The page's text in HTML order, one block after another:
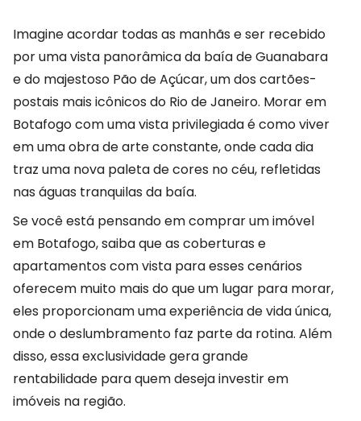
Imagine acordar todas as manhãs e ser recebido
por uma vista panorâmica da baía de Guanabara
e do majestoso Pão de Açúcar, um dos cartões-
postais mais icônicos do Rio de Janeiro. Morar em
Botafogo com uma vista privilegiada é como viver
em uma obra de arte constante, onde cada dia
traz uma nova paleta de cores no céu, refletidas
nas águas tranquilas da baía.
Se você está pensando em comprar um imóvel
em Botafogo, saiba que as coberturas e
apartamentos com vista para esses cenários
oferecem muito mais do que um lugar para morar,
eles proporcionam uma experiência de vida única,
onde o deslumbramento faz parte da rotina. Além
disso, essa exclusividade gera grande
rentabilidade para quem deseja investir em
imóveis na região.